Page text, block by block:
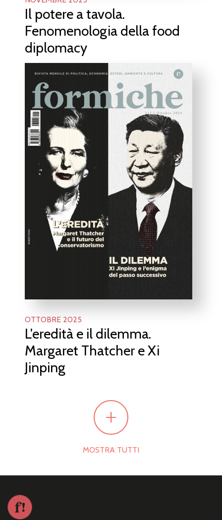
Il potere a tavola.
Fenomenologia della food
diplomacy
OTTOBRE 2025
L'eredità e il dilemma.
Margaret Thatcher e Xi
Jinping
+
MOSTRA TUTTI